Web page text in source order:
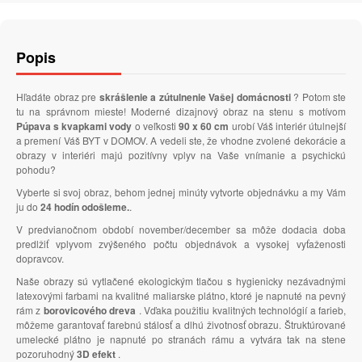
Popis
Hľadáte obraz pre skrášlenie a zútulnenie Vašej domácnosti ? Potom ste
tu na správnom mieste! Moderné dizajnový obraz na stenu s motívom
Púpava s kvapkami vody o veľkosti 90 x 60 cm urobí Váš interiér útulnejší
a premení Váš BYT v DOMOV. A vedeli ste, že vhodne zvolené dekorácie a
obrazy v interiéri majú pozitívny vplyv na Vaše vnímanie a psychickú
pohodu?
Vyberte si svoj obraz, behom jednej minúty vytvorte objednávku a my Vám
ju do 24 hodín odošleme..
V predvianočnom období november/december sa môže dodacia doba
predlžiť vplyvom zvýšeného počtu objednávok a vysokej vyťaženosti
dopravcov.
Naše obrazy sú vytlačené ekologickým tlačou s hygienicky nezávadnými
latexovými farbami na kvalitné maliarske plátno, ktoré je napnuté na pevný
rám z borovicového dreva . Vďaka použitiu kvalitných technológií a farieb,
môžeme garantovať farebnú stálosť a dlhú životnosť obrazu. Štruktúrované
umelecké plátno je napnuté po stranách rámu a vytvára tak na stene
pozoruhodný3D efekt .